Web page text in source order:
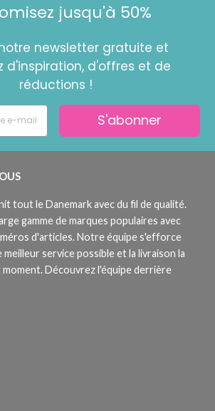
jusqu'à 50%
newsletter gratuite et
d'inspiration, d'offres et de
réductions !
S'abonner
tout le Danemark avec du fil de qualité.
gamme de marques populaires avec
d'articles. Notre équipe s'efforce
service possible et la livraison la
Découvrez l'équipe derrière